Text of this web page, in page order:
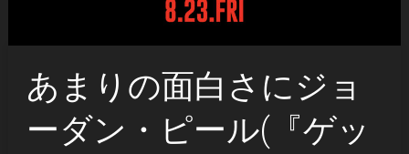
あまりの面白さにジョ
ーダン・ピール(『ゲッ